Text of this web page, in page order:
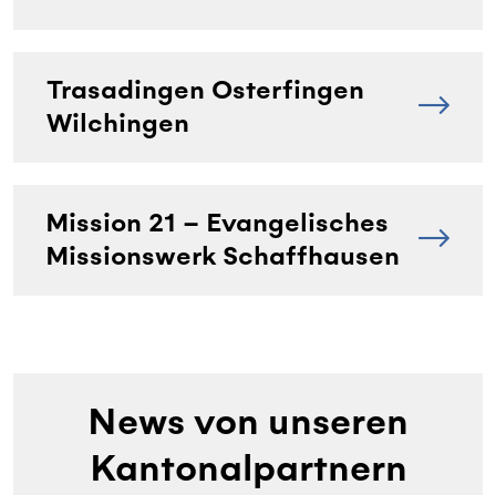
Trasadingen Osterfingen
Wilchingen
Mission 21 – Evangelisches
Missionswerk Schaffhausen
News von unseren
Kantonalpartnern